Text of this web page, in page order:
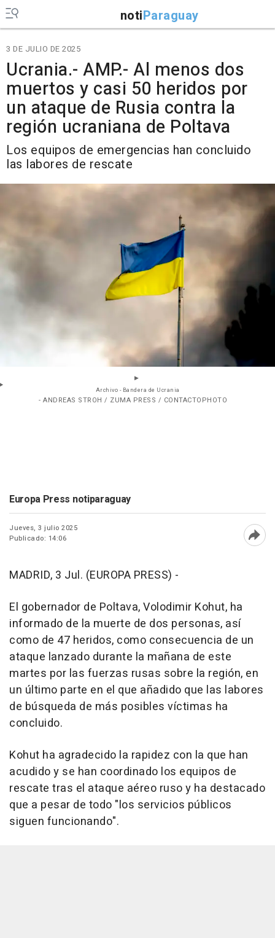
notiParaguay
3 DE JULIO DE 2025
Ucrania.- AMP.- Al menos dos
muertos y casi 50 heridos por
un ataque de Rusia contra la
región ucraniana de Poltava
Los equipos de emergencias han concluido
las labores de rescate
Archivo - Bandera de Ucrania
- ANDREAS STROH / ZUMA PRESS / CONTACTOPHOTO
Europa Press notiparaguay
Jueves, 3 julio 2025
Publicado: 14:06
MADRID, 3 Jul. (EUROPA PRESS) -
El gobernador de Poltava, Volodimir Kohut, ha
informado de la muerte de dos personas, así
como de 47 heridos, como consecuencia de un
ataque lanzado durante la mañana de este
martes por las fuerzas rusas sobre la región, en
un último parte en el que añadido que las labores
de búsqueda de más posibles víctimas ha
concluido.
Kohut ha agradecido la rapidez con la que han
acudido y se han coordinado los equipos de
rescate tras el ataque aéreo ruso y ha destacado
que a pesar de todo "los servicios públicos
siguen funcionando".